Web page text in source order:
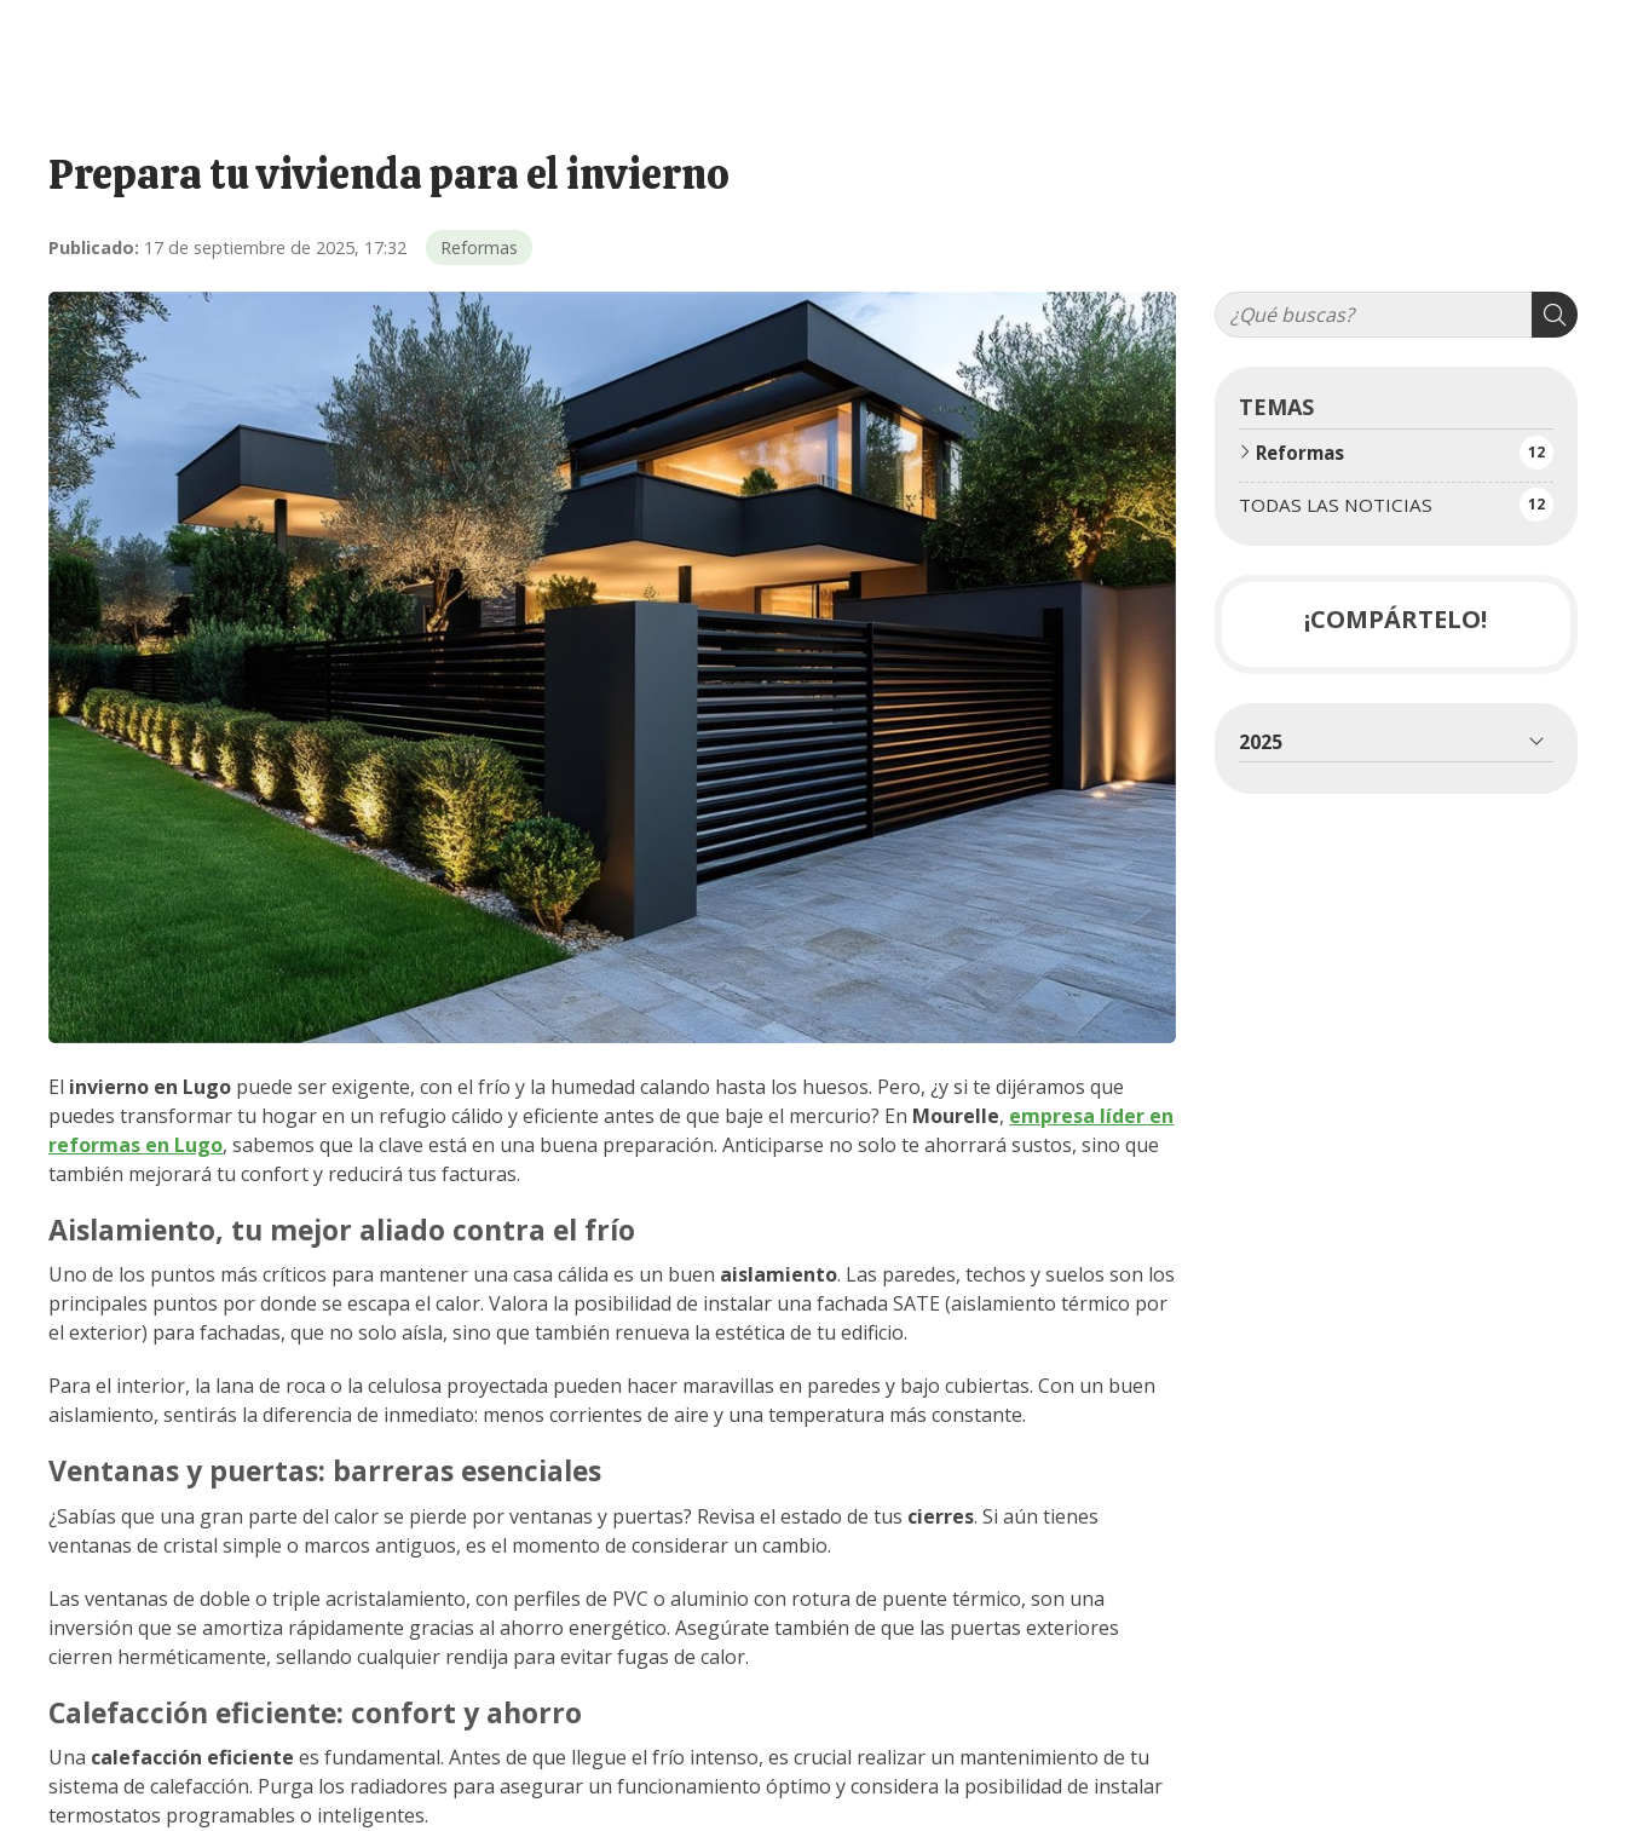
Prepara tu vivienda para el invierno
Publicado: 17 de septiembre de 2025, 17:32 Reformas
TEMAS
TODAS LAS NOTICIAS 12
Reformas 12
El invierno en Lugo puede ser exigente, con el frío y la humedad calando hasta los huesos. Pero, ¿y si te dijéramos que
puedes transformar tu hogar en un refugio cálido y eficiente antes de que baje el mercurio? En Mourelle, empresa líder en
reformas en Lugo, sabemos que la clave está en una buena preparación. Anticiparse no solo te ahorrará sustos, sino que
también mejorará tu confort y reducirá tus facturas.
Aislamiento, tu mejor aliado contra el frío
Uno de los puntos más críticos para mantener una casa cálida es un buen aislamiento. Las paredes, techos y suelos son los
principales puntos por donde se escapa el calor. Valora la posibilidad de instalar una fachada SATE (aislamiento térmico por
el exterior) para fachadas, que no solo aísla, sino que también renueva la estética de tu edificio.
Para el interior, la lana de roca o la celulosa proyectada pueden hacer maravillas en paredes y bajo cubiertas. Con un buen
aislamiento, sentirás la diferencia de inmediato: menos corrientes de aire y una temperatura más constante.
Ventanas y puertas: barreras esenciales
¿Sabías que una gran parte del calor se pierde por ventanas y puertas? Revisa el estado de tus cierres. Si aún tienes
ventanas de cristal simple o marcos antiguos, es el momento de considerar un cambio.
Las ventanas de doble o triple acristalamiento, con perfiles de PVC o aluminio con rotura de puente térmico, son una
inversión que se amortiza rápidamente gracias al ahorro energético. Asegúrate también de que las puertas exteriores
cierren herméticamente, sellando cualquier rendija para evitar fugas de calor.
Calefacción eficiente: confort y ahorro
Una calefacción eficiente es fundamental. Antes de que llegue el frío intenso, es crucial realizar un mantenimiento de tu
sistema de calefacción. Purga los radiadores para asegurar un funcionamiento óptimo y considera la posibilidad de instalar
termostatos programables o inteligentes.
¡COMPÁRTELO!
2025